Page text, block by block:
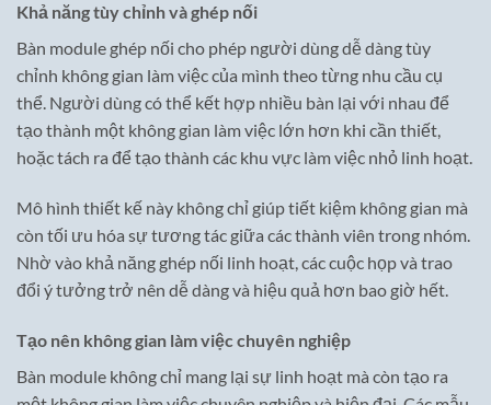
Khả năng tùy chỉnh và ghép nối
Bàn module ghép nối cho phép người dùng dễ dàng tùy
chỉnh không gian làm việc của mình theo từng nhu cầu cụ
thể. Người dùng có thể kết hợp nhiều bàn lại với nhau để
tạo thành một không gian làm việc lớn hơn khi cần thiết,
hoặc tách ra để tạo thành các khu vực làm việc nhỏ linh hoạt.
Mô hình thiết kế này không chỉ giúp tiết kiệm không gian mà
còn tối ưu hóa sự tương tác giữa các thành viên trong nhóm.
Nhờ vào khả năng ghép nối linh hoạt, các cuộc họp và trao
đổi ý tưởng trở nên dễ dàng và hiệu quả hơn bao giờ hết.
Tạo nên không gian làm việc chuyên nghiệp
Bàn module không chỉ mang lại sự linh hoạt mà còn tạo ra